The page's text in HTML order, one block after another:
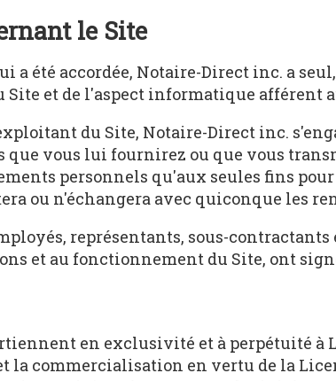
le Site
a été accordée, Notaire-Direct inc. a
Site et de l'aspect informatique afférent
du Site, Notaire-Direct inc.
que vous lui fournirez ou que vous
personnels qu'aux seules fins
ou n'échangera avec quiconque les
représentants, sous-
et au fonctionnement du Site, ont
en exclusivité et à perpétuité
commercialisation en vertu de la